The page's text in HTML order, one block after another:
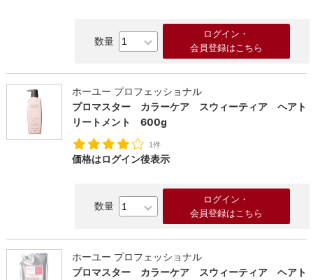
ログイン・
会員登録はこちら
ホーユー プロフェッショナル
プロマスター カラーケア スウィーティア ヘアト
リートメント 600g
1件
価格はログイン後表示
ログイン・
会員登録はこちら
ホーユー プロフェッショナル
プロマスター カラーケア スウィーティア ヘアト